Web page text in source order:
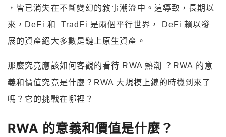
，皆已消失在不斷變幻的敘事潮流中。這導致，長期以
來，DeFi 和 TradFi 是兩個平行世界， DeFi 賴以發
展的資產絕大多數是鏈上原生資產。
那麼究竟應該如何客觀的看待 RWA 熱潮 ？RWA 的意
義和價值究竟是什麼？RWA 大規模上鏈的時機到來了
嗎？它的挑戰在哪裡？
RWA 的意義和價值是什麼？